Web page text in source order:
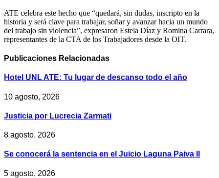
ATE celebra este hecho que “quedará, sin dudas, inscripto en la
historia y será clave para trabajar, soñar y avanzar hacia un mundo
del trabajo sin violencia”, expresaron Estela Díaz y Romina Carrara,
representantes de la CTA de los Trabajadores desde la OIT.
Publicaciones Relacionadas
Hotel UNL ATE: Tu lugar de descanso todo el año
10 agosto, 2026
Justicia por Lucrecia Zarmati
8 agosto, 2026
Se conocerá la sentencia en el Juicio Laguna Paiva II
5 agosto, 2026